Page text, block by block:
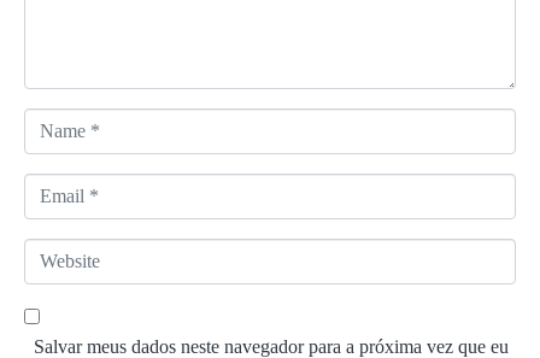
i
o
a
m
*
m
a
*
W
e
b
Salvar meus dados neste navegador para a próxima vez que eu